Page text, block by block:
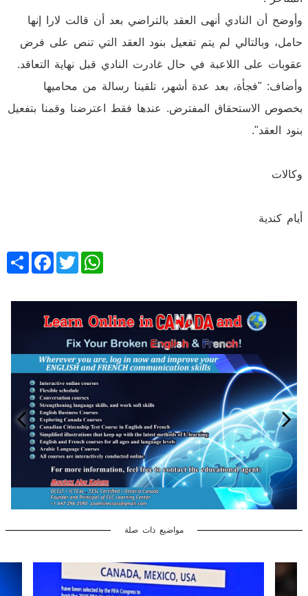
وأوضح أن النادي أنهى العقد بالتراضي بعد أن قالت لارا إنها
حامل، وبالتالي لم يتم تفعيل بنود العقد التي تنص على فرض
عقوبات على اللاعبة في حال غادرت النادي قبل نهاية التعاقد.
وأضاف: "فجأة، بعد عدة أشهر، تلقينا رسالة من محاميها
بخصوص الاستحقاق المفترض. عندها فقط اعترضنا وقمنا بتفعيل
بنود العقد".
وكالات
أيام كندية
Share
FacebookTwitter
WhatsApp
مواضيع ذات صلة